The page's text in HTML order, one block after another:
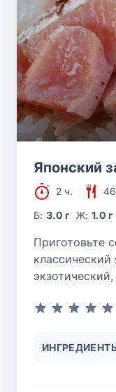
Японский
2 ч.
Б:3.0 г Ж: 1.0 г
Приготовьте
классический